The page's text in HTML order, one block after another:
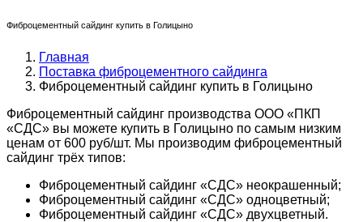
Фиброцементный сайдинг купить в Голицыно
Главная
Поставка фиброцементного сайдинга
Фиброцементный сайдинг купить в Голицыно
Фиброцементный сайдинг производства ООО «ПКП
«СДС» вы можете купить в Голицыно по самым низким
ценам от 600 руб/шт. Мы производим фиброцементный
сайдинг трёх типов:
Фиброцементный сайдинг «СДС» неокрашенный;
Фиброцементный сайдинг «СДС» одноцветный;
Фиброцементный сайдинг «СДС» двухцветный.